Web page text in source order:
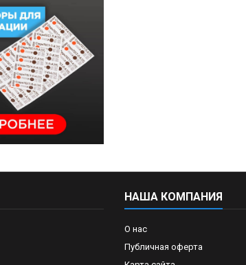
НАША КОМПАНИЯ
О нас
Публичная оферта